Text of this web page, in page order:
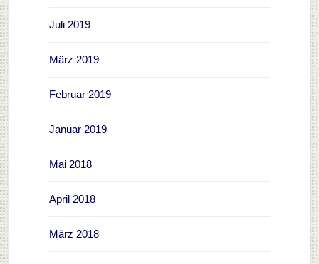
Juli 2019
März 2019
Februar 2019
Januar 2019
Mai 2018
April 2018
März 2018